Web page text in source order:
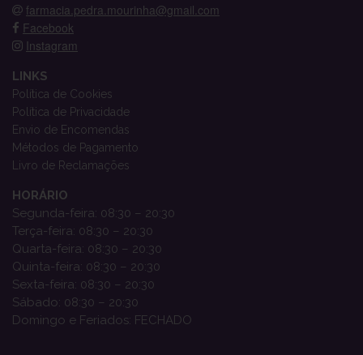
farmacia.pedra.mourinha@gmail.com
Facebook
Instagram
LINKS
Política de Cookies
Política de Privacidade
Envio de Encomendas
Métodos de Pagamento
Livro de Reclamações
HORÁRIO
Segunda-feira: 08:30 – 20:30
Terça-feira: 08:30 – 20:30
Quarta-feira: 08:30 – 20:30
Quinta-feira: 08:30 – 20:30
Sexta-feira: 08:30 – 20:30
Sábado: 08:30 – 20:30
Domingo e Feriados: FECHADO